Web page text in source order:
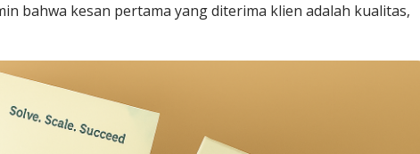
bahwa kesan pertama yang diterima klien adalah kualitas,